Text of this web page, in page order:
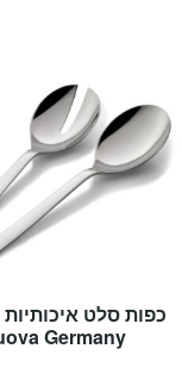
אחסון למטבח
סכינים
אפייה
קפה ותה
גיפט קארד
חגיםGermany